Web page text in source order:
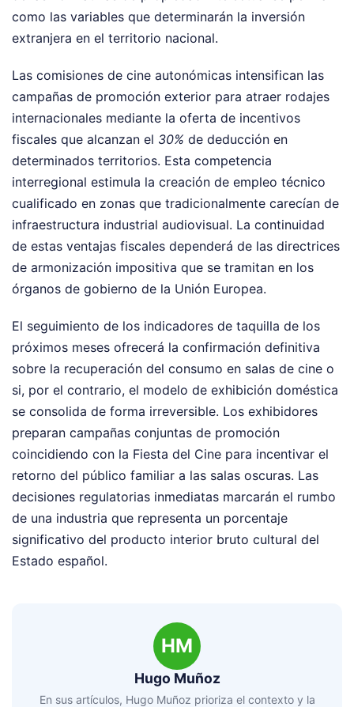
como las variables que determinarán la inversión
extranjera en el territorio nacional.
Las comisiones de cine autonómicas intensifican las
campañas de promoción exterior para atraer rodajes
internacionales mediante la oferta de incentivos
fiscales que alcanzan el 30% de deducción en
determinados territorios. Esta competencia
interregional estimula la creación de empleo técnico
cualificado en zonas que tradicionalmente carecían de
infraestructura industrial audiovisual. La continuidad
de estas ventajas fiscales dependerá de las directrices
de armonización impositiva que se tramitan en los
órganos de gobierno de la Unión Europea.
El seguimiento de los indicadores de taquilla de los
próximos meses ofrecerá la confirmación definitiva
sobre la recuperación del consumo en salas de cine o
si, por el contrario, el modelo de exhibición doméstica
se consolida de forma irreversible. Los exhibidores
preparan campañas conjuntas de promoción
coincidiendo con la Fiesta del Cine para incentivar el
retorno del público familiar a las salas oscuras. Las
decisiones regulatorias inmediatas marcarán el rumbo
de una industria que representa un porcentaje
significativo del producto interior bruto cultural del
Estado español.
HM
Hugo Muñoz
En sus artículos, Hugo Muñoz prioriza el contexto y la